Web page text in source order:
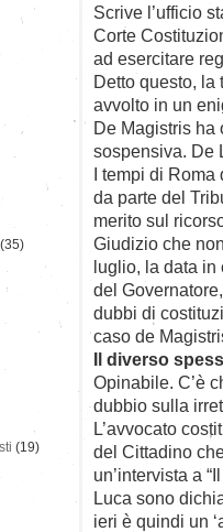
Scrive l’ufficio
Corte
ad esercitare
Detto questo, la
avvolto in un
De Magistris ha
sospensiva. De
I tempi di
da parte del
merito sul
Giudizio che
luglio, la data
del
dubbi di
caso de
Il diverso
Opinabile. C’è
dubbio sulla
L’avvocato
del Cittadino
un’intervista a
Luca sono
ieri è quindi un
(35)
(19)